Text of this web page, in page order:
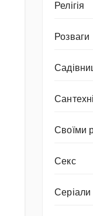
Релігія
Розваги
Своїми
Секс
Серіали